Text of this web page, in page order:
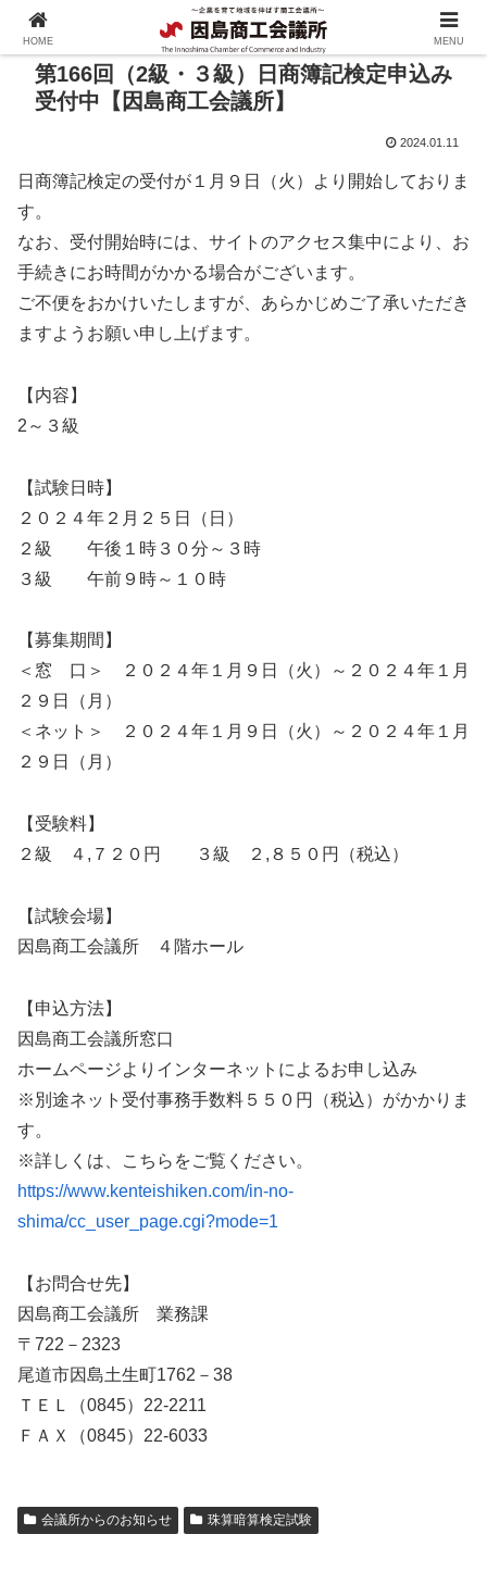
第166回（2級・３級）日商簿記検定申込み
受付中【因島商工会議所】
2024.01.11
日商簿記検定の受付が１月９日（火）より開始しておりま
す。
なお、受付開始時には、サイトのアクセス集中により、お
手続きにお時間がかかる場合がございます。
ご不便をおかけいたしますが、あらかじめご了承いただき
ますようお願い申し上げます。
【内容】
2～３級
【試験日時】
２０２４年２月２５日（日）
２級 午後１時３０分～３時
３級 午前９時～１０時
【募集期間】
＜窓 口＞ ２０２４年１月９日（火）～２０２４年１月
２９日（月）
＜ネット＞ ２０２４年１月９日（火）～２０２４年１月
２９日（月）
【受験料】
２級 ４,７２０円 ３級 ２,８５０円（税込）
【試験会場】
因島商工会議所 ４階ホール
【申込方法】
因島商工会議所窓口
ホームページよりインターネットによるお申し込み
※別途ネット受付事務手数料５５０円（税込）がかかりま
す。
※詳しくは、こちらをご覧ください。
https://www.kenteishiken.com/in-no-
shima/cc_user_page.cgi?mode=1
【お問合せ先】
因島商工会議所 業務課
〒722－2323
尾道市因島土生町1762－38
ＴＥＬ（0845）22-2211
ＦＡＸ（0845）22-6033
会議所からのお知らせ 珠算暗算検定試験
HOME MENU